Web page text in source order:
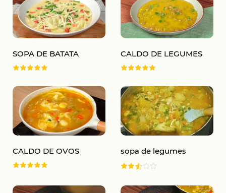
SOPA DE BATATA CALDO DE LEGUMES
CALDO DE OVOS sopa de legumes